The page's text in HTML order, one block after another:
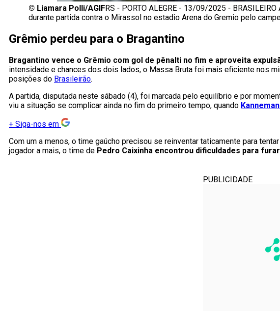
© Liamara Polli/AGIFRS - PORTO ALEGRE - 13/09/2025 -
durante partida contra o Mirassol no estadio Arena do Gremio pelo
Grêmio perdeu para o Bragantino
Bragantino vence o Grêmio com gol de pênalti no fim e aproveita
intensidade e chances dos dois lados, o Massa Bruta foi mais eficiente nos
posições do Brasileirão.
A partida, disputada neste sábado (4), foi marcada pelo equilíbrio e por
viu a situação se complicar ainda no fim do primeiro tempo, quando
+ Siga-nos em
Com um a menos, o time gaúcho precisou se reinventar taticamente para
jogador a mais, o time de Pedro Caixinha encontrou dificuldades para
PUBLICIDADE